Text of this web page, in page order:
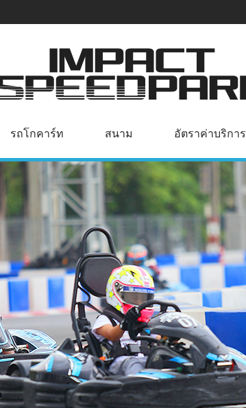
รถโกคาร์ท สนาม อัตราค่าบริการ